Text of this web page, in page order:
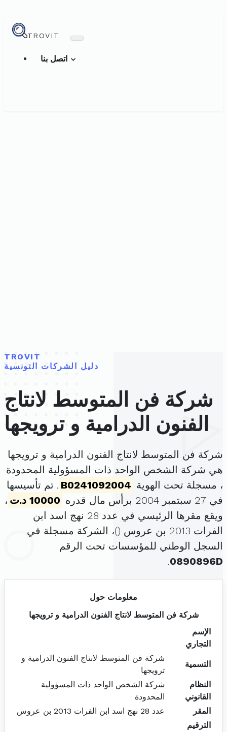
TROVIT
TROVIT
دليل الشركات التونسية
شركة فن المتوسط لانتاج
الفنون الدرامية و ترويجها
شركة فن المتوسط لانتاج الفنون الدرامية و ترويجها
هي شركة الشخص الواحد ذات المسؤولية المحدودة
، مسجلة تحت الهوية B0241092004 . تم تأسيسها
في 27 سبتمبر 2004 برأس مال قدره
10000 د.ت
،
ويقع مقرها الرئيسي في عدد 28 نهج اسد ابن
الفرات 2013 بن عروس (
)، الشركة مسجلة في
السجل الوطني للمؤسسات تحت الرقم
0890896D
.
معلومات حول
شركة فن المتوسط لانتاج الفنون الدرامية و ترويجها
الإسم
التجاري
التسمية
شركة فن المتوسط لانتاج الفنون الدرامية و
ترويجها
النظام
القانوني
شركة الشخص الواحد ذات المسؤولية
المحدودة
المقر
عدد 28 نهج اسد ابن الفرات 2013 بن عروس
الترقيم